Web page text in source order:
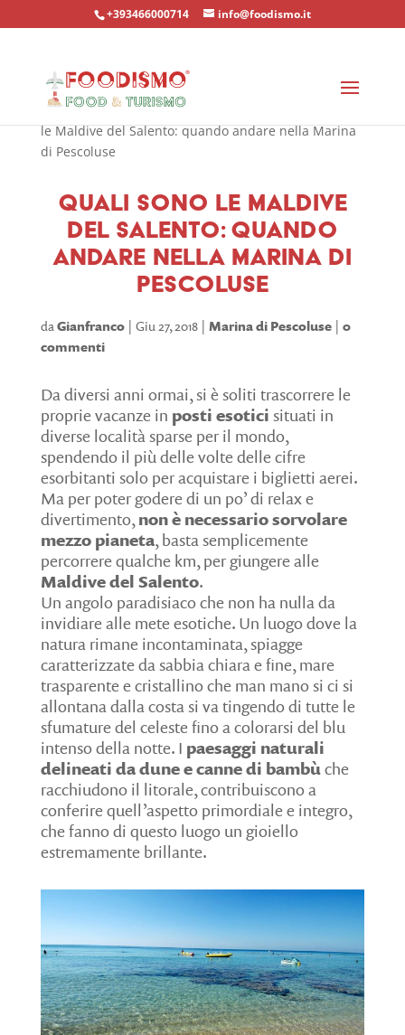
+393466000714 info@foodismo.it
Home»Località»Marina di Pescoluse
le Maldive del Salento: quando andare nella Marina
di Pescoluse
Quali sono le Maldive
del Salento: quando
andare nella Marina di
Pescoluse
daGianfranco Giu 27, 2018 Marina di Pescoluse
0
commenti
Da diversi anni ormai, si è soliti trascorrere le
proprie vacanze in posti esotici situati in
diverse località sparse per il mondo,
spendendo il più delle volte delle cifre
esorbitanti solo per acquistare i biglietti aerei.
Ma per poter godere di un po’ di relax e
divertimento,non è necessario sorvolare
mezzo pianeta, basta semplicemente
percorrere qualche km, per giungere alle
Maldive del Salento.
Un angolo paradisiaco che non ha nulla da
invidiare alle mete esotiche. Un luogo dove la
natura rimane incontaminata, spiagge
caratterizzate da sabbia chiara e fine, mare
trasparente e cristallino che man mano si ci si
allontana dalla costa si va tingendo di tutte le
sfumature del celeste fino a colorarsi del blu
intenso della notte. I paesaggi naturali
delineati da dune e canne di bambùche
racchiudono il litorale, contribuiscono a
conferire quell’aspetto primordiale e integro,
che fanno di questo luogo un gioiello
estremamente brillante.